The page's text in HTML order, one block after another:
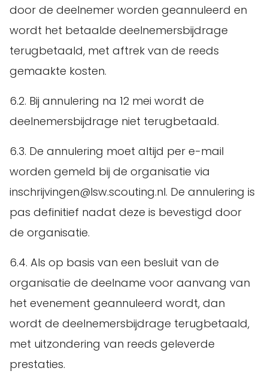
door de deelnemer worden geannuleerd en
wordt het betaalde deelnemersbijdrage
terugbetaald, met aftrek van de reeds
gemaakte kosten.
6.2. Bij annulering na 12 mei wordt de
deelnemersbijdrage niet terugbetaald.
6.3. De annulering moet altijd per e-mail
worden gemeld bij de organisatie via
inschrijvingen@lsw.scouting.nl. De annulering is
pas definitief nadat deze is bevestigd door
de organisatie.
6.4. Als op basis van een besluit van de
organisatie de deelname voor aanvang van
het evenement geannuleerd wordt, dan
wordt de deelnemersbijdrage terugbetaald,
met uitzondering van reeds geleverde
prestaties.